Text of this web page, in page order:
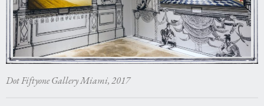
Dot Fiftyone Gallery Miami, 2017